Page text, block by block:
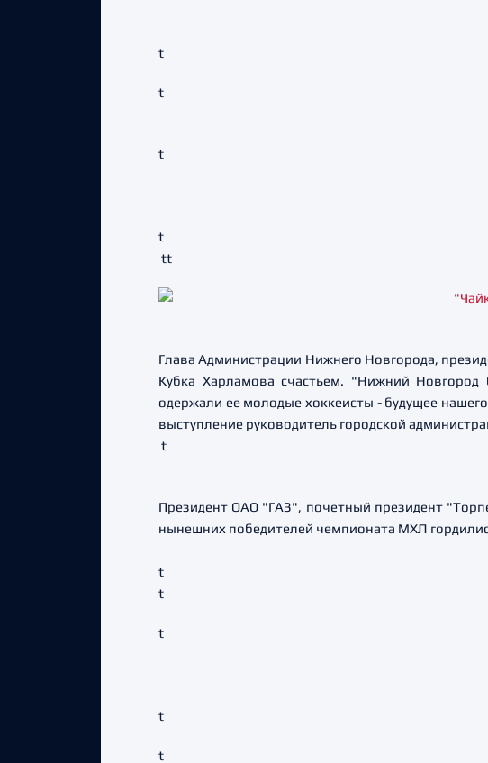
t
t
t
t
tt
Глава Администрации Нижнего Новгорода,
Кубка Харламова счастьем. "Нижний
одержали ее молодые хоккеисты - будущее
выступление руководитель городской
t
Президент ОАО "ГАЗ", почетный президент
нынешних победителей чемпионата МХЛ
t
t
t
t
t